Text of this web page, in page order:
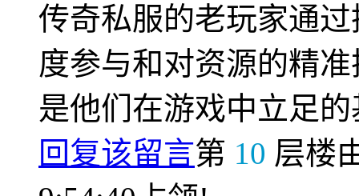
传奇私服的老玩家通
度参与和对资源的精
是他们在游戏中立足
回复该留言第 10 层楼